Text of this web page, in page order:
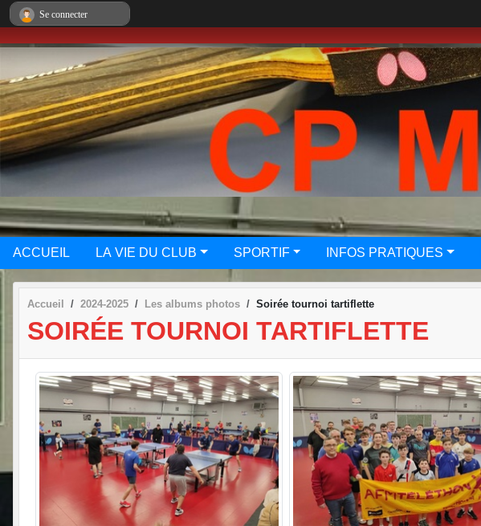
ACCUEIL LA VIE DU CLUB SPORTIF INFOS PRATIQUES
Accueil 2024-2025 Les albums photos Soirée tournoi tartiflette
SOIRÉE TOURNOI TARTIFLETTE
Se connecter
Panneau de gestion des cookies